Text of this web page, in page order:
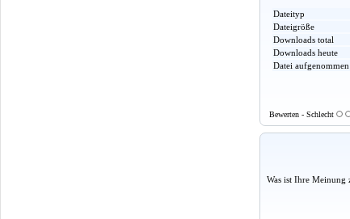
Dateityp
Dateigröße
Downloads total
Downloads heute
Datei aufgenommen
Bewerten - Schlecht
Was ist Ihre Meinung